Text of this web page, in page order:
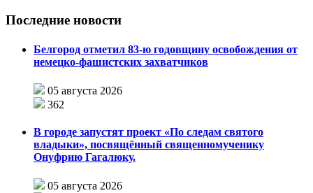
Последние новости
Белгород отметил 83-ю годовщину освобождения от
немецко-фашистских захватчиков
05 августа 2026
362
В городе запустят проект «По следам святого
владыки», посвящённый священномученику
Онуфрию Гагалюку.
05 августа 2026